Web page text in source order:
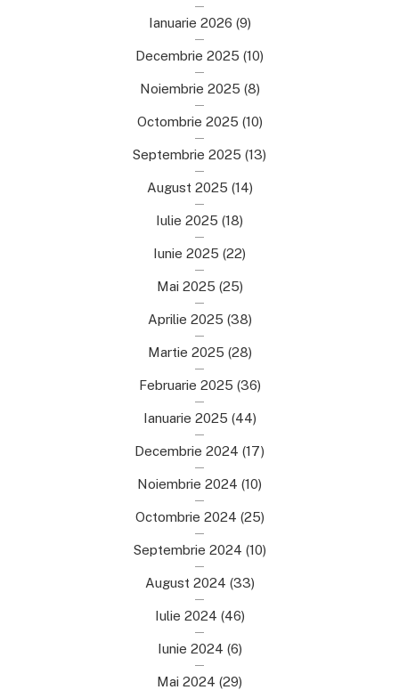
Ianuarie 2026 (9)
Decembrie 2025 (10)
Noiembrie 2025 (8)
Octombrie 2025 (10)
Septembrie 2025 (13)
August 2025 (14)
Iulie 2025 (18)
Iunie 2025 (22)
Mai 2025 (25)
Aprilie 2025 (38)
Martie 2025 (28)
Februarie 2025 (36)
Ianuarie 2025 (44)
Decembrie 2024 (17)
Noiembrie 2024 (10)
Octombrie 2024 (25)
Septembrie 2024 (10)
August 2024 (33)
Iulie 2024 (46)
Iunie 2024 (6)
Mai 2024 (29)